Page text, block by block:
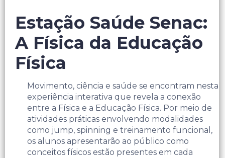
Estação Saúde Senac:
A Física da Educação
Física
Movimento, ciência e saúde se encontram nesta
experiência interativa que revela a conexão
entre a Física e a Educação Física. Por meio de
atividades práticas envolvendo modalidades
como jump, spinning e treinamento funcional,
os alunos apresentarão ao público como
conceitos físicos estão presentes em cada